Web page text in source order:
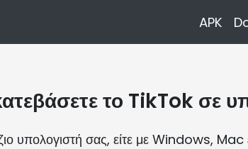
APK
το TikTok σε
υπολογιστή σας, είτε με Windows, Mac